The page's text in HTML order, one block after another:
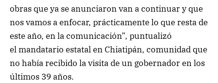
obras que ya se anunciaron van a continuar y que
nos vamos a enfocar, prácticamente lo que resta de
este año, en la comunicación”, puntualizó
el mandatario estatal en Chiatipán, comunidad que
no había recibido la visita de un gobernador en los
últimos 39 años.